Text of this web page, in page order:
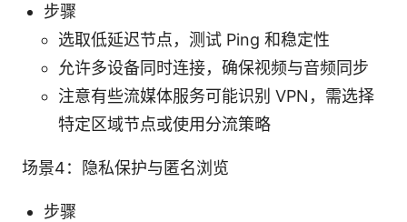
步骤
选取低延迟节点，测试 Ping 和稳定性
允许多设备同时连接，确保视频与音频同步
注意有些流媒体服务可能识别 VPN，需选择
特定区域节点或使用分流策略
场景4：隐私保护与匿名浏览
步骤